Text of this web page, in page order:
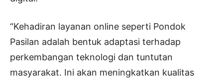
“Kehadiran layanan online seperti Pondok
Pasilan adalah bentuk adaptasi terhadap
perkembangan teknologi dan tuntutan
masyarakat. Ini akan meningkatkan kualitas